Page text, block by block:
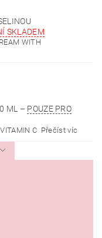
SKLADEM
WITH
ML – POUZE PRO
VITAMIN C Přečíst víc